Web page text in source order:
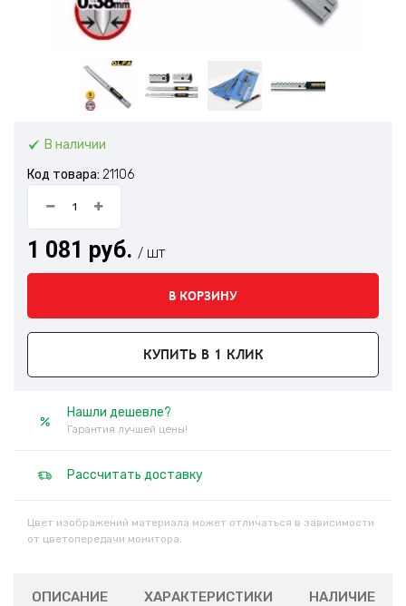
В наличии
Код товара: 21106
1 081 руб. / шт
В КОРЗИНУ
КУПИТЬ В 1 КЛИК
Нашли дешевле?
Гарантия лучшей цены!
Рассчитать доставку
Цвет изображений материала может отличаться в зависимости
от цветопередачи монитора.
ОПИСАНИЕ ХАРАКТЕРИСТИКИ НАЛИЧИЕ